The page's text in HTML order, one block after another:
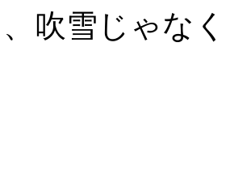
吹雪じゃな